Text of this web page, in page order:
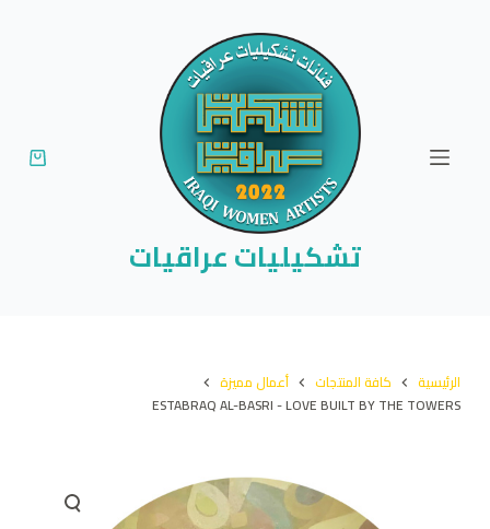
تشكيليات عراقيات
الرئيسية كافة المنتجات
أعمال مميزة
ESTABRAQ AL-BASRI - LOVE BUILT BY THE TOWERS